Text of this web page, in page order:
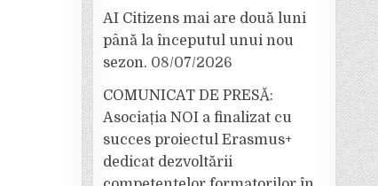
AI Citizens mai are două luni
până la începutul unui nou
sezon. 08/07/2026
COMUNICAT DE PRESĂ:
Asociația NOI a finalizat cu
succes proiectul Erasmus+
dedicat dezvoltării